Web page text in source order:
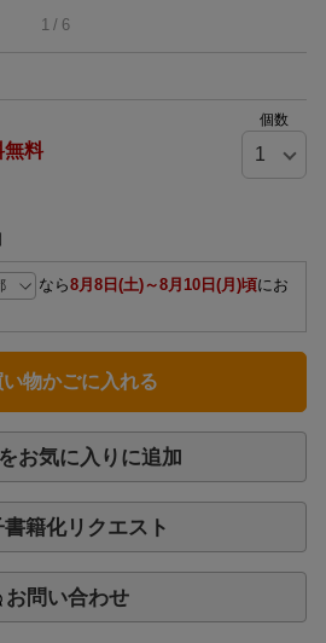
1 / 6
無料
個数
なら8月8日(土)～8月10日(月)頃にお
い物かごに入れる
お気に入りに追加
書籍化リクエスト
お問い合わせ